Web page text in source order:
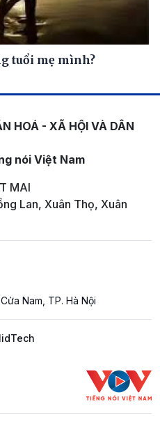
tuổi mẹ mình?
HOÁ - XÃ HỘI VÀ DÂN
nói Việt Nam
MAI
Lan, Xuân Thọ, Xuân
Nam, TP. Hà Nội